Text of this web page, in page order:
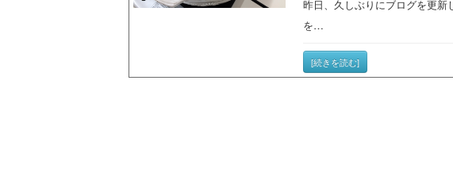
昨日、久しぶりにブログを更
を…
[続きを読む]